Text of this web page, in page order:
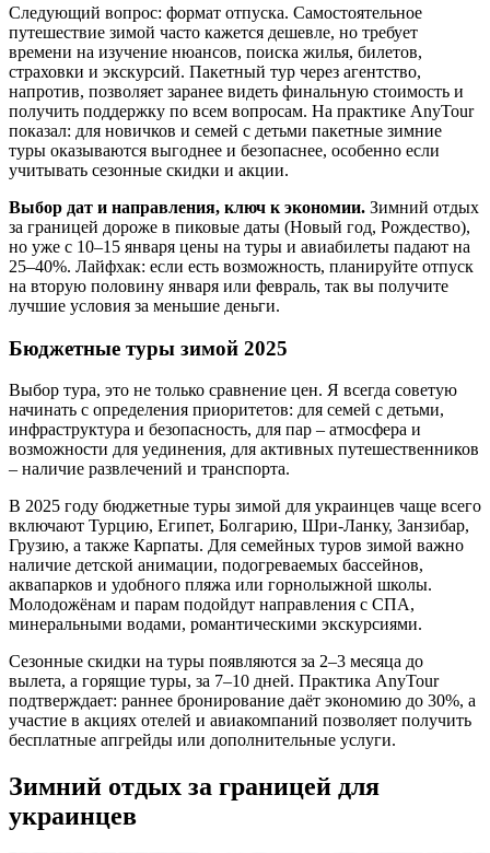
Следующий вопрос: формат отпуска. Самостоятельное
путешествие зимой часто кажется дешевле, но требует
времени на изучение нюансов, поиска жилья, билетов,
страховки и экскурсий. Пакетный тур через агентство,
напротив, позволяет заранее видеть финальную стоимость и
получить поддержку по всем вопросам. На практике AnyTour
показал: для новичков и семей с детьми пакетные зимние
туры оказываются выгоднее и безопаснее, особенно если
учитывать сезонные скидки и акции.
Выбор дат и направления, ключ к экономии. Зимний отдых
за границей дороже в пиковые даты (Новый год, Рождество),
но уже с 10–15 января цены на туры и авиабилеты падают на
25–40%. Лайфхак: если есть возможность, планируйте отпуск
на вторую половину января или февраль, так вы получите
лучшие условия за меньшие деньги.
Бюджетные туры зимой 2025
Выбор тура, это не только сравнение цен. Я всегда советую
начинать с определения приоритетов: для семей с детьми,
инфраструктура и безопасность, для пар – атмосфера и
возможности для уединения, для активных путешественников
– наличие развлечений и транспорта.
В 2025 году бюджетные туры зимой для украинцев чаще всего
включают Турцию, Египет, Болгарию, Шри-Ланку, Занзибар,
Грузию, а также Карпаты. Для семейных туров зимой важно
наличие детской анимации, подогреваемых бассейнов,
аквапарков и удобного пляжа или горнолыжной школы.
Молодожёнам и парам подойдут направления с СПА,
минеральными водами, романтическими экскурсиями.
Сезонные скидки на туры появляются за 2–3 месяца до
вылета, а горящие туры, за 7–10 дней. Практика AnyTour
подтверждает: раннее бронирование даёт экономию до 30%, а
участие в акциях отелей и авиакомпаний позволяет получить
бесплатные апгрейды или дополнительные услуги.
Зимний отдых за границей для
украинцев